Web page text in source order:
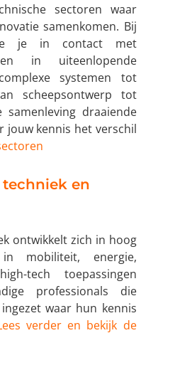
sectoren waar
samenkomen. Bij
je in contact met
in uiteenlopende
systemen tot
scheepsontwerp tot
draaiende
jouw kennis het verschil
en
ontwikkelt zich in hoog
mobiliteit, energie,
tech toepassingen
professionals die
waar hun kennis
verder en bekijk de